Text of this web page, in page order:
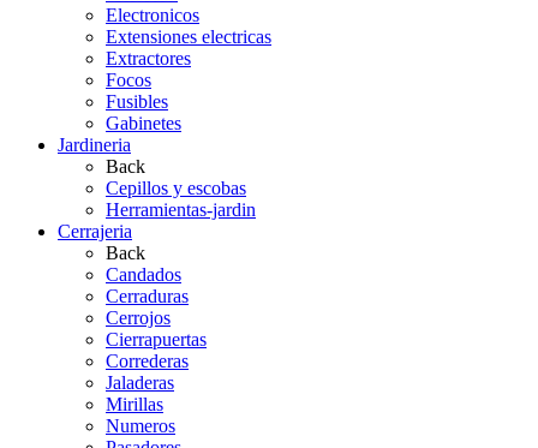
Electronicos
Extensiones electricas
Extractores
Focos
Fusibles
Gabinetes
Jardineria
Back
Cepillos y escobas
Herramientas-jardin
Cerrajeria
Back
Candados
Cerraduras
Cerrojos
Cierrapuertas
Correderas
Jaladeras
Mirillas
Numeros